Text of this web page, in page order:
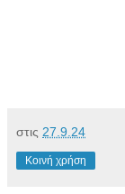
στις 27.9.24
Κοινή χρήση